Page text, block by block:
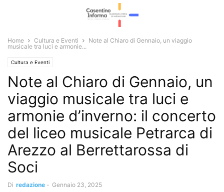
Home Cultura e Eventi
Note al Chiaro di Gennaio, un viaggio
musicale tra luci e armonie...
Cultura e Eventi
Note al Chiaro di Gennaio, un
viaggio musicale tra luci e
armonie d’inverno: il concerto
del liceo musicale Petrarca di
Arezzo al Berrettarossa di
Soci
Di redazione - Gennaio 23, 2025